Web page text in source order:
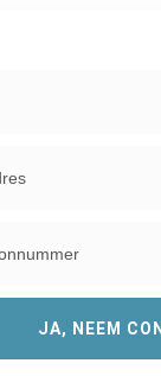
JA, NEEM